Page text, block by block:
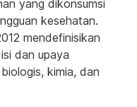
yang dikonsumsi
kesehatan.
mendefinisikan
dan upaya
kimia, dan